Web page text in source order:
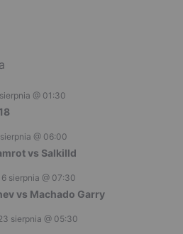
@ 01:30
@ 06:00
vs Salkilld
sierpnia @ 07:30
vs Machado Garry
sierpnia @ 05:30